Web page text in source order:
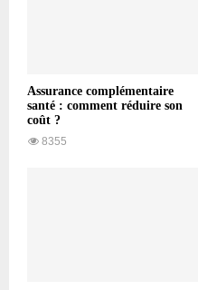
Assurance complémentaire
santé : comment réduire son
coût ?
8355